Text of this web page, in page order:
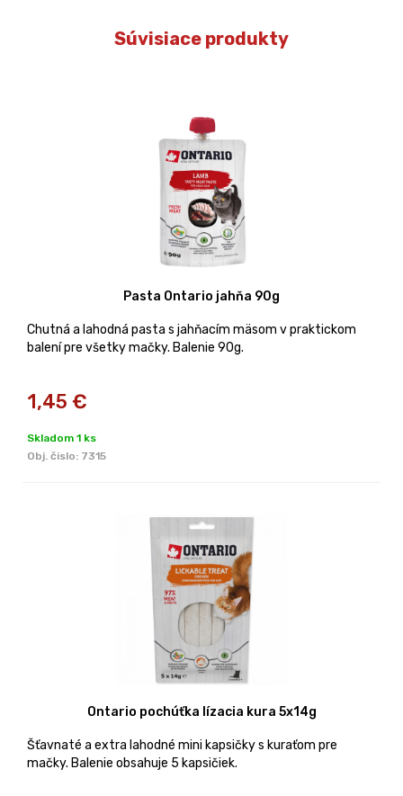
Súvisiace produkty
Pasta Ontario jahňa 90g
Chutná a lahodná pasta s jahňacím mäsom v praktickom
balení pre všetky mačky. Balenie 90g.
1,45 €
Skladom 1 ks
Obj. čislo: 7315
Ontario pochúťka lízacia kura 5x14g
Šťavnaté a extra lahodné mini kapsičky s kuraťom pre
mačky. Balenie obsahuje 5 kapsičiek.